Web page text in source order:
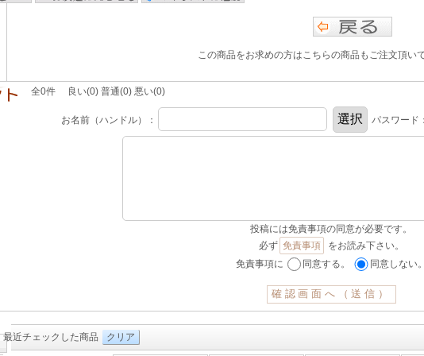
この商品をお求めの方はこちらの商品もご注文頂い
全0件 良い(0) 普通(0) 悪い(0)
お名前（ハンドル）： パスワード：
投稿には免責事項の同意が必要です。
必ず 免責事項
をお読み下さい。
免責事項に
同意する。 同意しない。
最近チェックした商品 クリア